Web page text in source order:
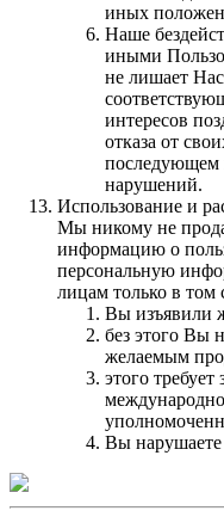
иных
Наше
иными
не лишает
интересов
отказа от
последующем
нарушений.
Использование и
Мы никому не
информацию о
персональную
лицам только в том
Вы изъявили
без этого Вы
желаемым
этого
Вы